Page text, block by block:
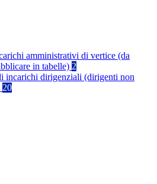
amministrativi di vertice (da
in tabelle) 2
incarichi dirigenziali (dirigenti non
20